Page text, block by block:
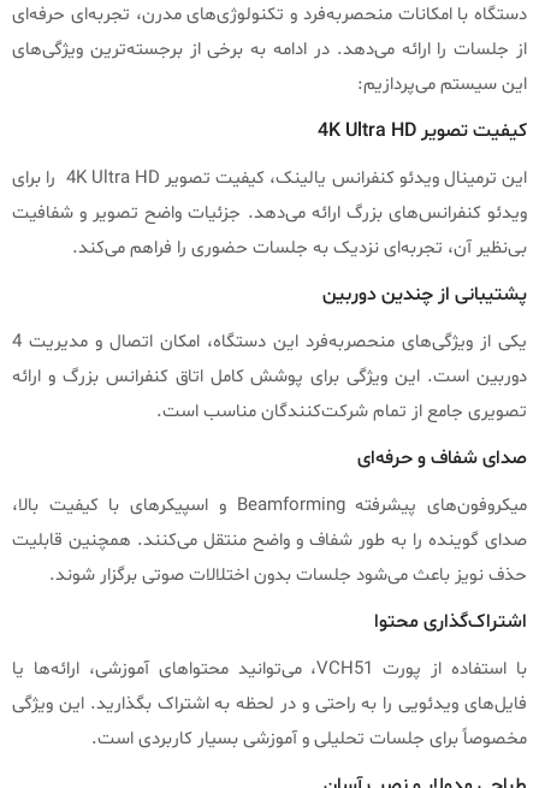
دستگاه با امکانات منحصربه‌فرد و تکنولوژی‌های مدرن، تجربه‌ای حرفه‌ای
از جلسات را ارائه می‌دهد. در ادامه به برخی از برجسته‌ترین ویژگی‌های
این سیستم می‌پردازیم:
کیفیت تصویر 4K Ultra HD
این ترمینال ویدئو کنفرانس یالینک، کیفیت تصویر 4K Ultra HD را برای
ویدئو کنفرانس‌های بزرگ ارائه می‌دهد. جزئیات واضح تصویر و شفافیت
بی‌نظیر آن، تجربه‌ای نزدیک به جلسات حضوری را فراهم می‌کند.
پشتیبانی از چندین دوربین
یکی از ویژگی‌های منحصربه‌فرد این دستگاه، امکان اتصال و مدیریت 4
دوربین است. این ویژگی برای پوشش کامل اتاق کنفرانس بزرگ و ارائه
تصویری جامع از تمام شرکت‌کنندگان مناسب است.
صدای شفاف و حرفه‌ای
میکروفون‌های پیشرفته Beamforming و اسپیکرهای با کیفیت بالا،
صدای گوینده را به طور شفاف و واضح منتقل می‌کنند. همچنین قابلیت
حذف نویز باعث می‌شود جلسات بدون اختلالات صوتی برگزار شوند.
اشتراک‌گذاری محتوا
با استفاده از پورت VCH51، می‌توانید محتواهای آموزشی، ارائه‌ها یا
فایل‌های ویدئویی را به راحتی و در لحظه به اشتراک بگذارید. این ویژگی
مخصوصاً برای جلسات تحلیلی و آموزشی بسیار کاربردی است.